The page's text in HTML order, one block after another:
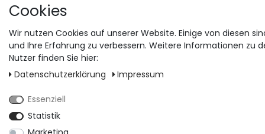
Cookies
Wir nutzen Cookies auf unserer Website. Einige von diesen
und Ihre Erfahrung zu verbessern. Weitere Informationen zu
Nutzer finden Sie hier:
Daten­schutz­erklärung
Impressum
Essenziell
Statistik